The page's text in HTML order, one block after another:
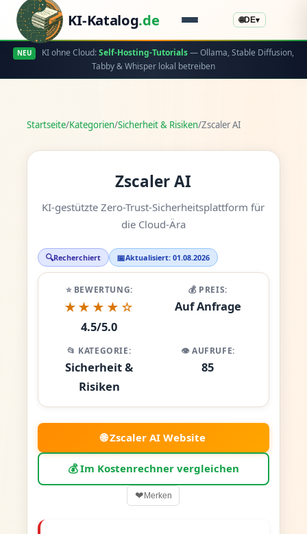
KI-Katalog.de 🌐DE▾
NEU KI ohne Cloud:Self-Hosting-Tutorials— Ollama, Stable Diffusion,
Tabby & Whisper lokal betreiben
Startseite/Kategorien/Sicherheit & Risiken/Zscaler AI
Zscaler AI
KI-gestützte Zero-Trust-Sicherheitsplattform für
die Cloud-Ära
🔍Recherchiert 📅Aktualisiert: 01.08.2026
⭐ BEWERTUNG:
★★★★☆
4.5/5.0
💰 PREIS:
Auf Anfrage
📂 KATEGORIE:
Sicherheit &
Risiken
👁️ AUFRUFE:
85
🌐 Zscaler AI Website
💰 Im Kostenrechner vergleichen
❤Merken